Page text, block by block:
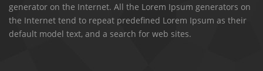
generator on the Internet. All the Lorem Ipsum generators on
the Internet tend to repeat predefined Lorem Ipsum as their
default model text, and a search for web sites.